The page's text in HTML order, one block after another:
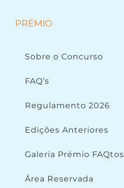
PRÉMIO
Sobre o Concurso
FAQ’s
Regulamento 2026
Edições Anteriores
Galeria Prémio FAQtos
Área Reservada